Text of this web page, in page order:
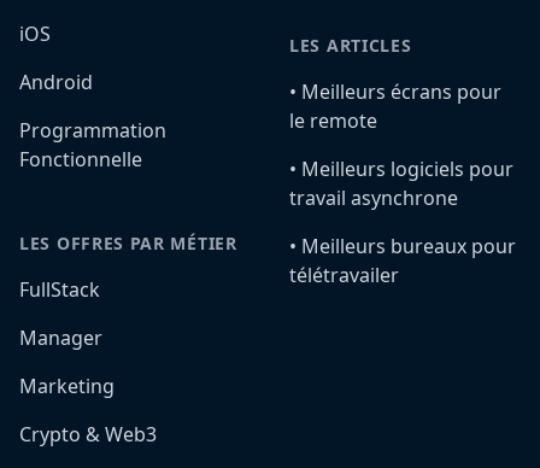
iOS
Android
Programmation
Fonctionnelle
LES OFFRES PAR MÉTIER
FullStack
Manager
Marketing
Crypto & Web3
LES ARTICLES
•️ Meilleurs écrans pour
le remote
•️ Meilleurs logiciels pour
travail asynchrone
•️ Meilleurs bureaux pour
télétravailer